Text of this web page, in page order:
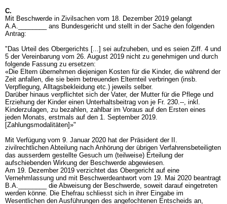
C.
Mit Beschwerde in Zivilsachen vom 18. Dezember 2019 gelangt
A.A.________ ans Bundesgericht und stellt in der Sache den folgenden
Antrag:
"Das Urteil des Obergerichts [...] sei aufzuheben, und es seien Ziff. 4 und
5 der Vereinbarung vom 26. August 2019 nicht zu genehmigen und durch
folgende Fassung zu ersetzen:
«Die Eltern übernehmen diejenigen Kosten für die Kinder, die während der
Zeit anfallen, die sie beim betreuenden Elternteil verbringen (insb.
Verpflegung, Alltagsbekleidung etc.) jeweils selber.
Darüber hinaus verpflichtet sich der Vater, der Mutter für die Pflege und
Erziehung der Kinder einen Unterhaltsbeitrag von je Fr. 230.--, inkl.
Kinderzulagen, zu bezahlen, zahlbar im Voraus auf den Ersten eines
jeden Monats, erstmals auf den 1. September 2019.
[Zahlungsmodalitäten]»"
Mit Verfügung vom 9. Januar 2020 hat der Präsident der II.
zivilrechtlichen Abteilung nach Anhörung der übrigen Verfahrensbeteiligten
das ausserdem gestellte Gesuch um (teilweise) Erteilung der
aufschiebenden Wirkung der Beschwerde abgewiesen.
Am 19. Dezember 2019 verzichtet das Obergericht auf eine
Vernehmlassung und mit Beschwerdeantwort vom 19. Mai 2020 beantragt
B.A.________ die Abweisung der Beschwerde, soweit darauf eingetreten
werden könne. Die Ehefrau schliesst sich in ihrer Eingabe im
Wesentlichen den Ausführungen des angefochtenen Entscheids an,